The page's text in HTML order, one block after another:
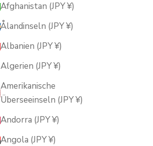
Afghanistan (JPY ¥)
Ålandinseln (JPY ¥)
Albanien (JPY ¥)
Algerien (JPY ¥)
Amerikanische
Überseeinseln (JPY ¥)
Andorra (JPY ¥)
Angola (JPY ¥)